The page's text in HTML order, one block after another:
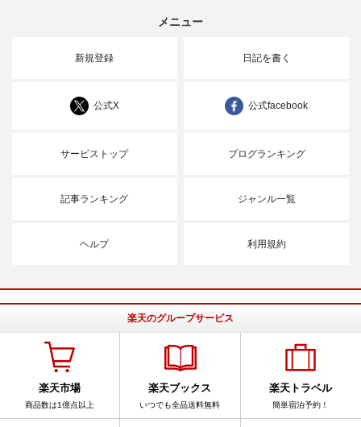
メニュー
新規登録 日記を書く
公式X 公式facebook
サービストップ ブログランキング
記事ランキング ジャンル一覧
ヘルプ 利用規約
楽天のグループサービス
楽天市場
商品数は1億点以上
楽天ブックス
いつでも全品送料無料
楽天トラベル
簡単宿泊予約！